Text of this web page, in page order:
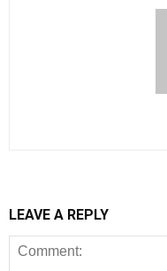
LEAVE A REPLY